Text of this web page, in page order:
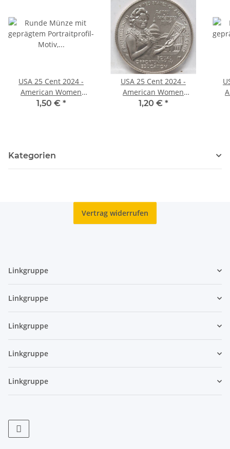
USA 25 Cent 2024 -
American Women
Quarter #8 - M. Edwards
1,50 € *
USA 25 Cent 2024 -
American Women
Quarter #7 - Patsy
1,20 € *
Kategorien
Vertrag widerrufen
Linkgruppe
Linkgruppe
Linkgruppe
Linkgruppe
Linkgruppe